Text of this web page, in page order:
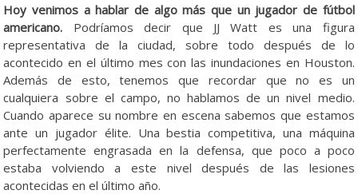
Hoy venimos a hablar de algo más que un jugador de fútbol
americano. Podríamos decir que JJ Watt es una figura
representativa de la ciudad, sobre todo después de lo
acontecido en el último mes con las inundaciones en Houston.
Además de esto, tenemos que recordar que no es un
cualquiera sobre el campo, no hablamos de un nivel medio.
Cuando aparece su nombre en escena sabemos que estamos
ante un jugador élite. Una bestia competitiva, una máquina
perfectamente engrasada en la defensa, que poco a poco
estaba volviendo a este nivel después de las lesiones
acontecidas en el último año.